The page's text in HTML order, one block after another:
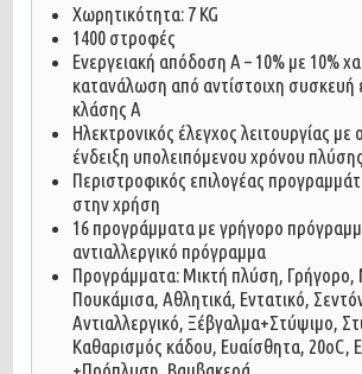
Χωρητικότητα: 7 KG
1400 στροφές
Ενεργειακή απόδοση A – 10% με 10%
κατανάλωση από αντίστοιχη συσκευή
κλάσης Α
Ηλεκτρονικός έλεγχος λειτουργίας με
ένδειξη υπολειπόμενου χρόνου πλύσης
Περιστροφικός επιλογέας
στην χρήση
16 προγράμματα με γρήγορο
αντιαλλεργικό πρόγραμμα
Προγράμματα: Μικτή πλύση, Γρήγορο,
Πουκάμισα, Αθλητικά, Εντατικό,
Αντιαλλεργικό, Ξέβγαλμα+Στύψιμο,
Καθαρισμός κάδου, Ευαίσθητα, 20οC,
+Πρόπλυση, Βαμβακερά